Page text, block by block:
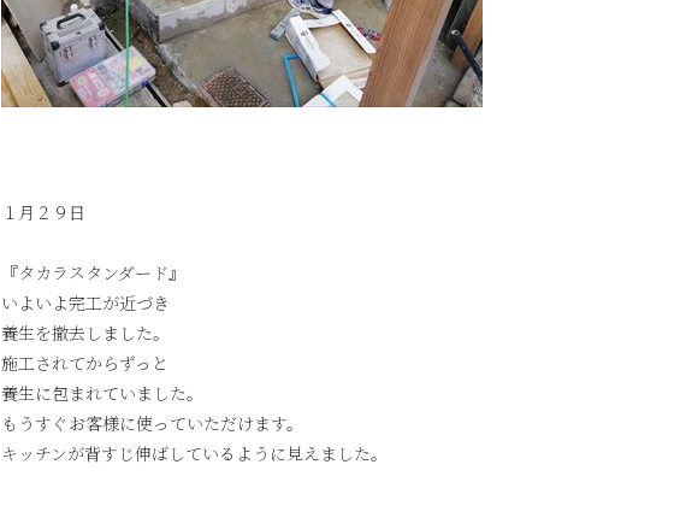
１月２９日
『タカラスタンダード』
いよいよ完工が近づき
養生を撤去しました。
施工されてからずっと
養生に包まれていました。
もうすぐお客様に使っていただけます。
キッチンが背すじ伸ばしているように見えました。